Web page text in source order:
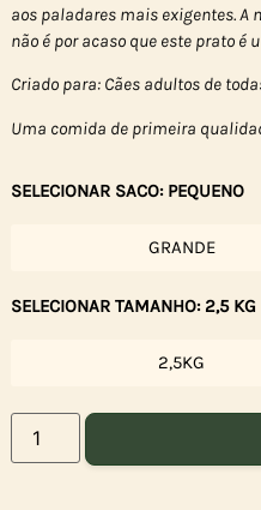
aos paladares mais exigentes. A
não é por acaso que este prato é
Criado para: Cães adultos de
Uma comida de primeira
SELECIONAR SACO: PEQUENO
GRANDE
SELECIONAR TAMANHO: 2,5
2,5KG